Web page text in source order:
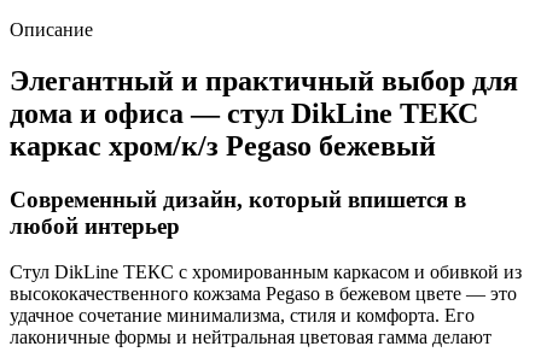
Описание
Элегантный и практичный выбор для
дома и офиса — стул DikLine ТЕКС
каркас хром/к/з Pegaso бежевый
Современный дизайн, который впишется в
любой интерьер
Стул DikLine ТЕКС с хромированным каркасом и обивкой из
высококачественного кожзама Pegaso в бежевом цвете — это
удачное сочетание минимализма, стиля и комфорта. Его
лаконичные формы и нейтральная цветовая гамма делают